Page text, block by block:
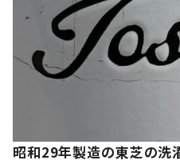
昭和29年製造の東芝の洗